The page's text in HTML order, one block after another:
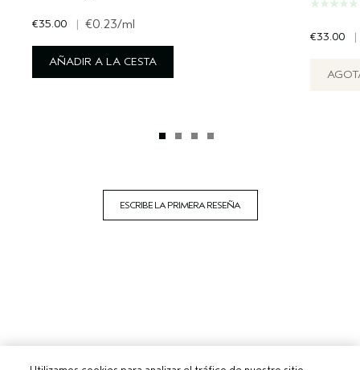
€35.00 | €0.23/ml
AÑADIR A LA CESTA
€33.00 |
ESCRIBE LA PRIMERA RESEÑA